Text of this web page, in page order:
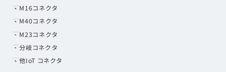
M16コネクタ
M40コネクタ
M23コネクタ
分岐コネクタ
他IoT コネクタ